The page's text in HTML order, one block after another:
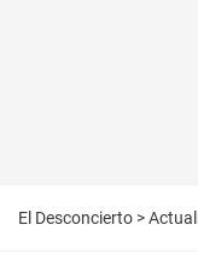
El Desconcierto >